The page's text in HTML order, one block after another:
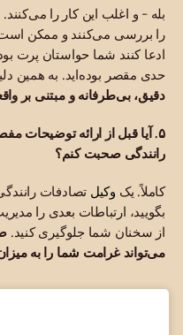
بله - و اغلب این کار را
را بررسی می‌کنند و ممکن است
ادعا کنند شما حواستان پرت
حدی مقصر بوده‌اید. به همین
دقیق، بی‌طرفانه و مبتنی بر
۵. آیا قبل از ارائه توضیحات
رانندگی صحبت کنم؟
کاملاً. یک وکیل تصادفات
بگویید، ارتباطات بعدی را
از سخنان شما جلوگیری کنید.
می‌تواند غرامت شما را به